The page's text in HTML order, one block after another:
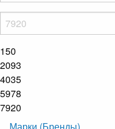
150
2093
4035
5978
7920
Марки (Бренды)